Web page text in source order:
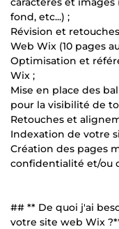
fond, etc...) ;
Révision et
Web Wix (10 pages
Optimisation et
Wix ;
Mise en place des
pour la visibilité de
Retouches et
Indexation de votre
Création des pages
confidentialité et/ou
## ** De quoi j'ai
votre site web Wix